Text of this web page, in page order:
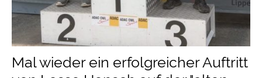
Mal wieder ein erfolgreicher Auftritt